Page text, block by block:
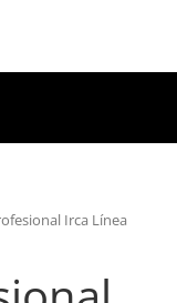
Irca Línea